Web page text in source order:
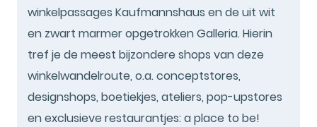
winkelpassages Kaufmannshaus en de uit wit
en zwart marmer opgetrokken Galleria. Hierin
tref je de meest bijzondere shops van deze
winkelwandelroute, o.a. conceptstores,
designshops, boetiekjes, ateliers, pop-upstores
en exclusieve restaurantjes: a place to be!